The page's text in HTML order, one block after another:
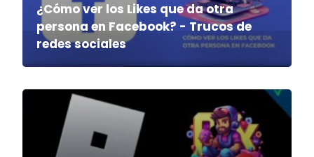
¿Cómo ver los Likes que da otra
persona en Facebook? - Trucos de
redes sociales